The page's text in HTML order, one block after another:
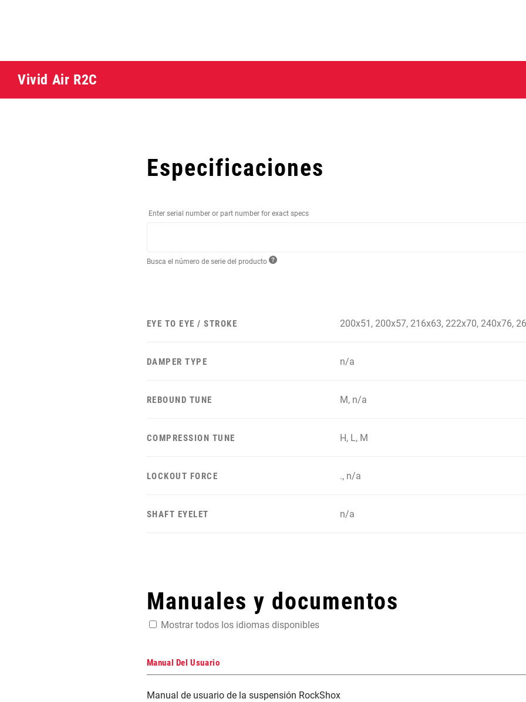
Vivid Air R2C
Especificaciones
Enter serial number or part number for exact specs
Busca el número de serie del producto
EYE TO EYE / STROKE 200x51, 200x57, 216x63, 222x70, 240x76,
DAMPER TYPE n/a
REBOUND TUNE M, n/a
COMPRESSION TUNE H, L, M
LOCKOUT FORCE ., n/a
SHAFT EYELET n/a
Manuales y documentos
Mostrar todos los idiomas disponibles
Manual Del Usuario
Manual de usuario de la suspensión RockShox